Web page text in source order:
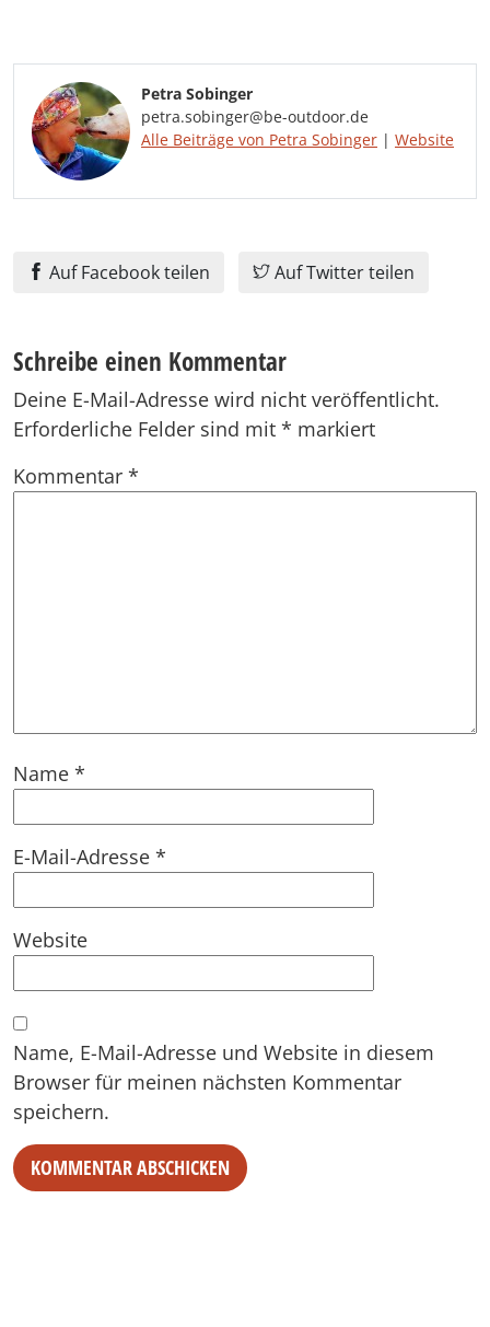
Petra Sobinger
petra.sobinger@be-outdoor.de
Alle Beiträge von Petra Sobinger | Website
Auf Facebook teilen Auf Twitter teilen
Schreibe einen Kommentar
Deine E-Mail-Adresse wird nicht veröffentlicht.
Erforderliche Felder sind mit * markiert
Kommentar *
Name *
E-Mail-Adresse *
Website
Name, E-Mail-Adresse und Website in diesem
Browser für meinen nächsten Kommentar
speichern.